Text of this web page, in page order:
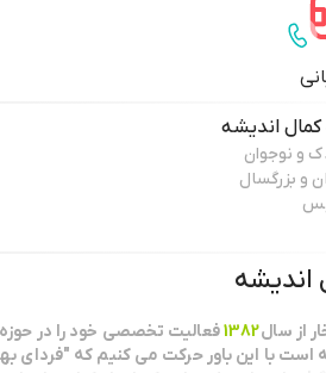
کمال اندیشه
و نوجوان
و بزرگسال
اندیشه
از سال1382فعاليت تخصصي خود را در
با اين باور حركت مي كنيم كه "فرداي